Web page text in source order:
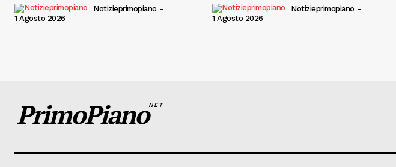
Notizieprimopiano -
1 Agosto 2026
Notizieprimopiano -
1 Agosto 2026
PrimoPianoNET